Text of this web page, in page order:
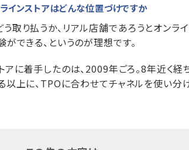
インストアはどんな位置づけですか
り払うか、リアル店舗であろうとオンライ
できる、というのが理想です。
に着手したのは、2009年ごろ。8年近く経
以上に、TPOに合わせてチャネルを使い分